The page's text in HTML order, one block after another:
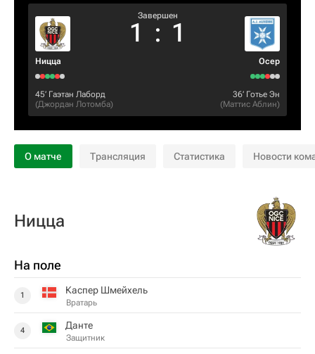
Ницца
Завершен
1 : 1
Осер
45‎’‎ Гаэтан Лаборд
(Джордан Лотомба)
36‎’‎ Готье Эн
(Маттис Аблин)
О матче Трансляция Статистика Новости
Ницца
На поле
1 Каспер Шмейхель
Вратарь
4 Данте
Защитник